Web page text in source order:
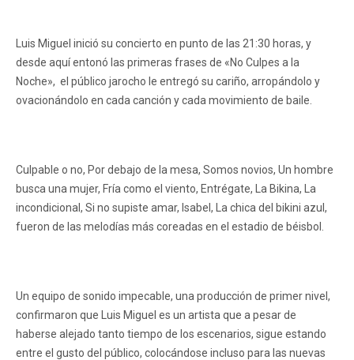
Luis Miguel inició su concierto en punto de las 21:30 horas, y
desde aquí entonó las primeras frases de «No Culpes a la
Noche», el público jarocho le entregó su cariño, arropándolo y
ovacionándolo en cada canción y cada movimiento de baile.
Culpable o no, Por debajo de la mesa, Somos novios, Un hombre
busca una mujer, Fría como el viento, Entrégate, La Bikina, La
incondicional, Si no supiste amar, Isabel, La chica del bikini azul,
fueron de las melodías más coreadas en el estadio de béisbol.
Un equipo de sonido impecable, una producción de primer nivel,
confirmaron que Luis Miguel es un artista que a pesar de
haberse alejado tanto tiempo de los escenarios, sigue estando
entre el gusto del público, colocándose incluso para las nuevas